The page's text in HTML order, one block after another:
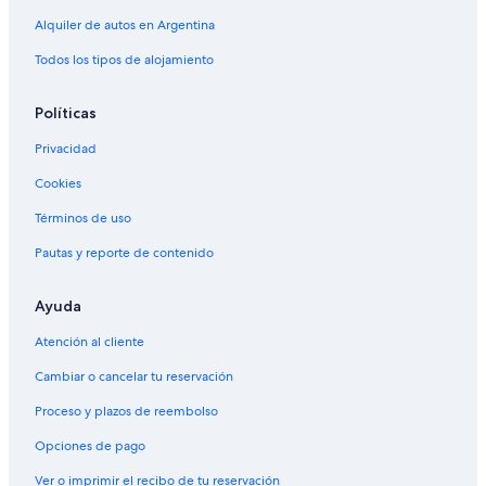
Alquiler de autos en Argentina
Todos los tipos de alojamiento
Políticas
Privacidad
Cookies
Términos de uso
Pautas y reporte de contenido
Ayuda
Atención al cliente
Cambiar o cancelar tu reservación
Proceso y plazos de reembolso
Opciones de pago
Ver o imprimir el recibo de tu reservación